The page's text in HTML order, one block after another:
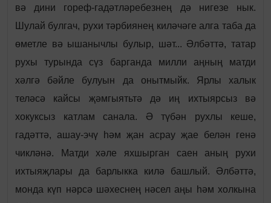
вә дини гореф-гадәтләребезнең дә нигезе нык.
Шулай булгач, рухи тәрбиянең киләчәге алга таба да
өметле вә ышанычлы булыр, шәт... Әлбәттә, татар
рухы турында сүз барганда милли аңның матди
хәлгә бәйле булуын да онытмыйк. Ярлы халык
теләсә кайсы җәмгыятьтә дә иң ихтыярсыз вә
хокуксыз катлам санала. Ә түбән рухлы кеше,
гадәттә, ашау-эчү һәм җан асрау җае белән генә
чикләнә. Матди хәле яхшырган саен аның рухи
ихтыяҗлары да барлыкка килә башлый. Әлбәттә,
монда күп нәрсә шәхеснең нәсел аңы һәм холкына